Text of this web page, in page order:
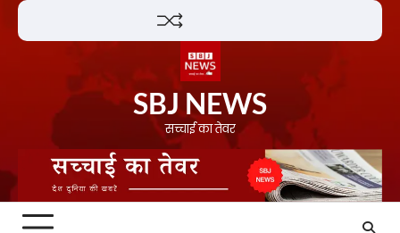
Skip
SBJ NEWS
सच्चाई का तेवर